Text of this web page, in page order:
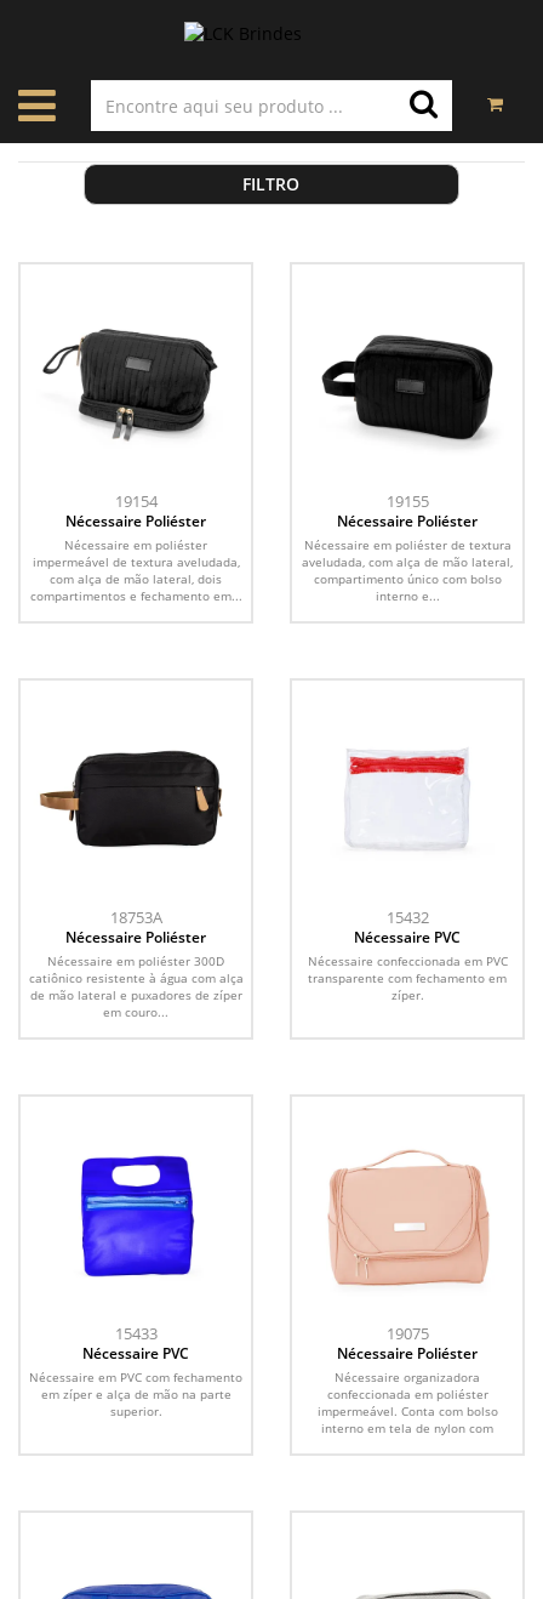
FILTRO
19154
Nécessaire Poliéster
Nécessaire em poliéster
impermeável de textura aveludada,
com alça de mão lateral, dois
compartimentos e fechamento em...
19155
Nécessaire Poliéster
Nécessaire em poliéster de textura
aveludada, com alça de mão lateral,
compartimento único com bolso
interno e...
18753A
Nécessaire Poliéster
Nécessaire em poliéster 300D
catiônico resistente à água com alça
de mão lateral e puxadores de zíper
em couro...
15432
Nécessaire PVC
Nécessaire confeccionada em PVC
transparente com fechamento em
zíper.
15433
Nécessaire PVC
Nécessaire em PVC com fechamento
em zíper e alça de mão na parte
superior.
19075
Nécessaire Poliéster
Nécessaire organizadora
confeccionada em poliéster
impermeável. Conta com bolso
interno em tela de nylon com